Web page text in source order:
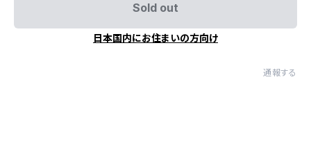
Sold out
日本国内にお住まいの方向け
通報する